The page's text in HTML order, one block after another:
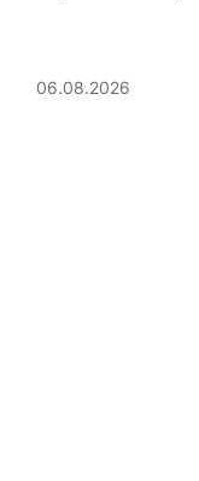
06.08.2026